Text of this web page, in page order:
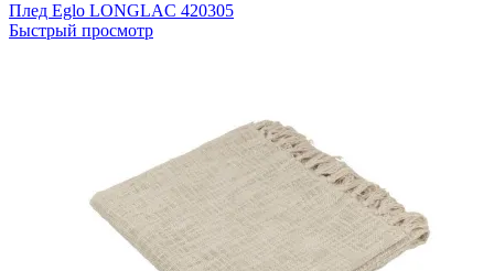
Плед Eglo LONGLAC 420305
Быстрый просмотр